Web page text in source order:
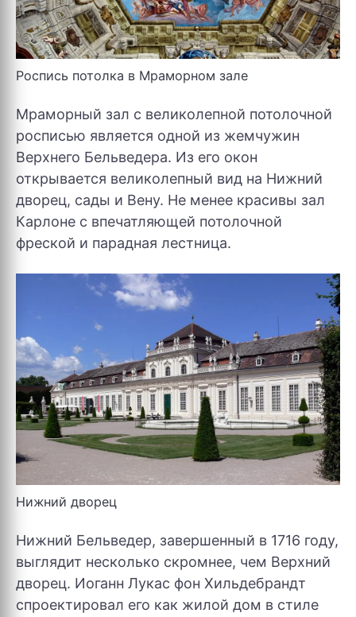
Роспись потолка в Мраморном зале
Мраморный зал с великолепной потолочной
росписью является одной из жемчужин
Верхнего Бельведера. Из его окон
открывается великолепный вид на Нижний
дворец, сады и Вену. Не менее красивы зал
Карлоне с впечатляющей потолочной
фреской и парадная лестница.
Нижний дворец
Нижний Бельведер, завершенный в 1716 году,
выглядит несколько скромнее, чем Верхний
дворец. Иоганн Лукас фон Хильдебрандт
спроектировал его как жилой дом в стиле